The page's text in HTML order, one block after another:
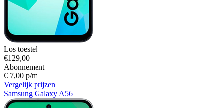
Los toestel
€129,00
Abonnement
€ 7,00 p/m
Vergelijk prijzen
Samsung Galaxy A56